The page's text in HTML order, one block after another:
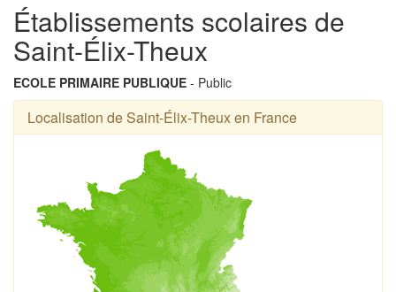
Établissements scolaires de
Saint-Élix-Theux
ECOLE PRIMAIRE PUBLIQUE - Public
Localisation de Saint-Élix-Theux en France